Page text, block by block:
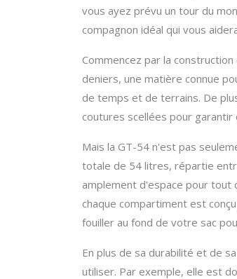
vous ayez prévu un tour du
compagnon idéal qui vous
Commencez par la
deniers, une matière connue
de temps et de terrains. De
coutures scellées pour
Mais la GT-54 n'est pas
totale de 54 litres, répartie
amplement d'espace pour tout
chaque compartiment est
fouiller au fond de votre sac
En plus de sa durabilité et de
utiliser. Par exemple, elle est